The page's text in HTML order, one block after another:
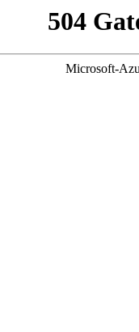
504
Microsoft-